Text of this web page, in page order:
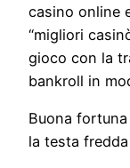
casino online
“migliori
gioco con la
bankroll in
Buona
la testa